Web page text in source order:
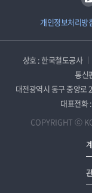
개인정보처리방
상호 : 한국철도공사
통신
대전광역시 동구 중앙로
대표전화
COPYRIGHT ⓒ